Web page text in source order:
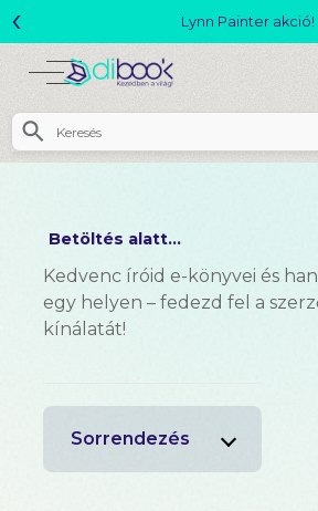
Lynn Painter akció!
‹
Betöltés alatt...
Kedvenc íróid e-könyvei és
egy helyen – fedezd fel a
kínálatát!
Sorrendezés